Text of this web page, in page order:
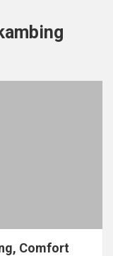
Comfort